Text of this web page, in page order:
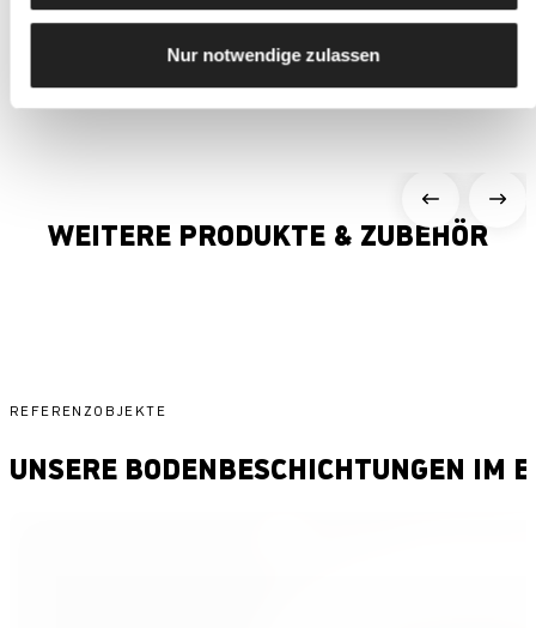
Nur notwendige zulassen
EPD - DisboPOX® W 468 THIX 2K-EP-Versiegelung
WEITERE PRODUKTE & ZUBEHÖR
REFERENZOBJEKTE
UNSERE BODENBESCHICHTUNGEN IM